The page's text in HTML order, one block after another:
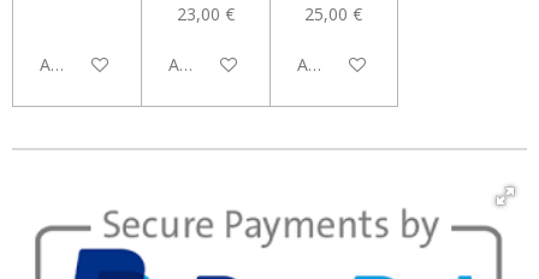
Aggiungi al carrello
23,00 €
Aggiungi al carrello
25,00 €
Aggiungi al carrello